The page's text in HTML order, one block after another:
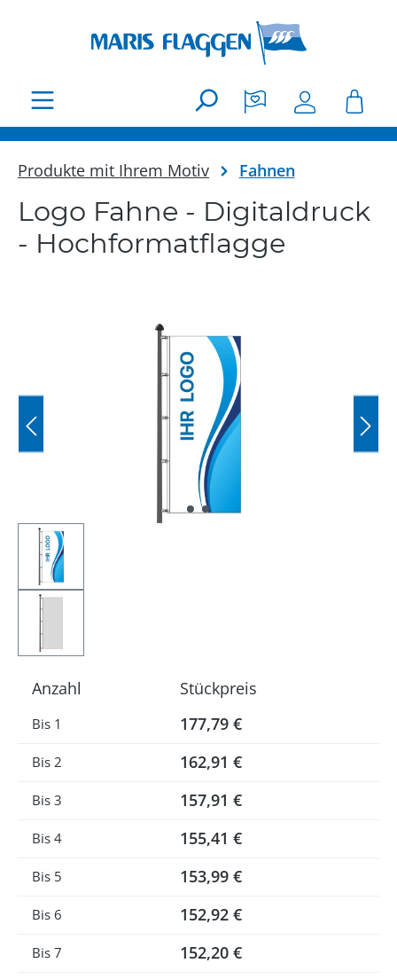
Produkte mit Ihrem Motiv Fahnen
Logo Fahne - Digitaldruck
- Hochformatflagge
Bildergalerie überspringen
Anzahl Stückpreis
Bis 1 177,79 €
Bis2 162,91 €
Bis3 157,91 €
Bis4 155,41 €
Bis 5 153,99 €
Bis6 152,92 €
Bis7 152,20 €